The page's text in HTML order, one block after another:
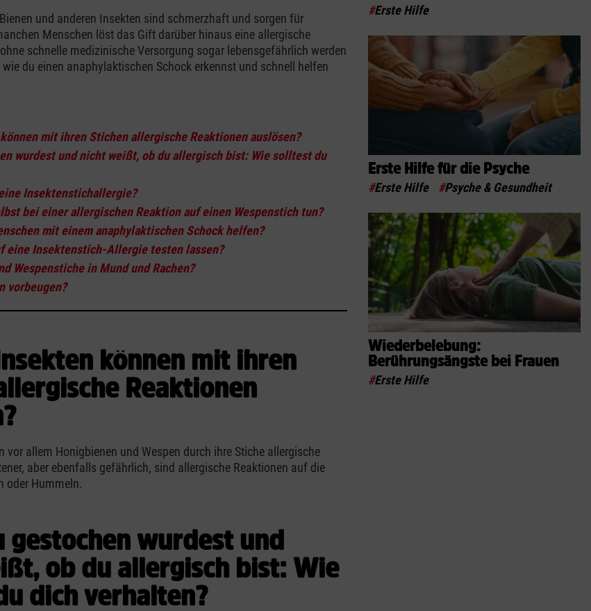
und anderen Insekten sind schmerzhaft und sorgen für
Menschen löst das Gift darüber hinaus eine allergische
schnelle medizinische Versorgung sogar lebensgefährlich werden
wie du einen anaphylaktischen Schock erkennst und schnell helfen
mit ihren Stichen allergische Reaktionen auslösen?
wurdest und nicht weißt, ob du allergisch bist: Wie solltest du
Insektenstichallergie?
bei einer allergischen Reaktion auf einen Wespenstich tun?
mit einem anaphylaktischen Schock helfen?
eine Insektenstich-Allergie testen lassen?
Wespenstiche in Mund und Rachen?
vorbeugen?
können mit ihren
Reaktionen
vor allem Honigbienen und Wespen durch ihre Stiche allergische
aber ebenfalls gefährlich, sind allergische Reaktionen auf die
oder Hummeln.
gestochen wurdest und
ob du allergisch bist: Wie
dich verhalten?
#Erste Hilfe
Erste Hilfe für die Psyche
#Erste Hilfe #Psyche & Gesundheit
Wiederbelebung:
Berührungsängste bei Frauen
#Erste Hilfe